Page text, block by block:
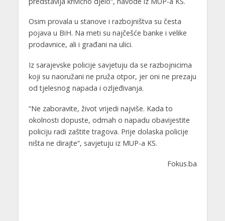
Osim provala u stanove i razbojništva su česta
pojava u BiH. Na meti su najčešće banke i velike
prodavnice, ali i građani na ulici.
Iz sarajevske policije savjetuju da se razbojnicima
koji su naoružani ne pruža otpor, jer oni ne prezaju
od tjelesnog napada i ozljeđivanja.
“Ne zaboravite, život vrijedi najviše. Kada to
okolnosti dopuste, odmah o napadu obavijestite
policiju radi zaštite tragova. Prije dolaska policije
ništa ne dirajte“, savjetuju iz MUP-a KS.
Fokus.ba